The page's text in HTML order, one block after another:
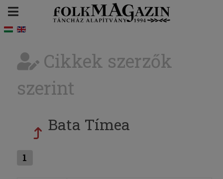
Cikkek szerzők
szerint
Bata Tímea
1